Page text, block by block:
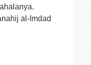
al-Imdad